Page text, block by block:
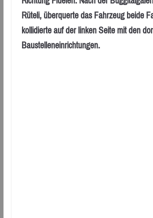
Rüteli, überquerte das Fahrzeug beide
kollidierte auf der linken Seite mit den
Baustelleneinrichtungen.